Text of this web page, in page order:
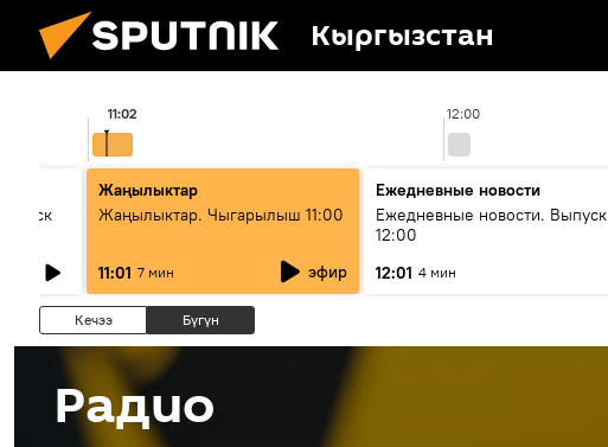
Кыргызстан
12:00
11:02
Жаңылыктар
Жаңылыктар. Чыгарылыш 11:00
11:01 7 мин эфир
Ежедневные новости
Ежедневные новости. Выпуск
12:00
12:01 4 мин
Кечээ Бүгүн
Радио